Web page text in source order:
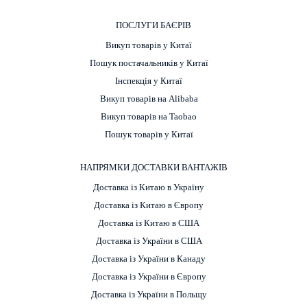
ПОСЛУГИ БАЄРІВ
Викуп товарів у Китаї
Пошук постачальників у Китаї
Інспекція у Китаї
Викуп товарів на Alibaba
Викуп товарів на Taobao
Пошук товарів у Китаї
НАПРЯМКИ ДОСТАВКИ ВАНТАЖІВ
Доставка із Китаю в Україну
Доставка із Китаю в Європу
Доставка із Китаю в США
Доставка із України в США
Доставка із України в Канаду
Доставка із України в Європу
Доставка із України в Польщу